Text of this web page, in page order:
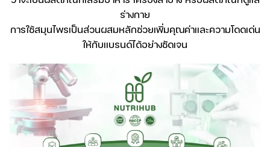
ร่างกาย
การใช้สมุนไพรเป็นส่วนผสมหลักช่วยเพิ่มคุณค่าและความโดดเด่น
ให้กับแบรนด์ได้อย่างชัดเจน